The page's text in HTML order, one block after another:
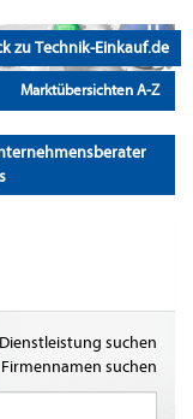
zu Technik-Einkauf.de
Marktübersichten A-Z
suchen
Firmennamen suchen